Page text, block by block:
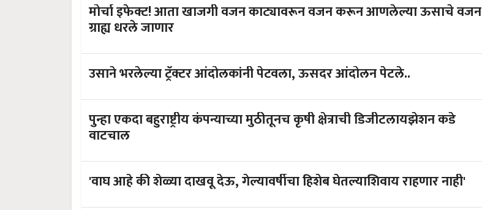
मोर्चा इफेक्ट! आता खाजगी वजन काट्यावरून वजन करून आणलेल्या ऊसाचे वजन
ग्राह्य धरले जाणार
उसाने भरलेल्या ट्रॅक्टर आंदोलकांनी पेटवला, ऊसदर आंदोलन पेटले..
पुन्हा एकदा बहुराष्ट्रीय कंपन्याच्या मुठीतूनच कृषी क्षेत्राची डिजीटलायझेशन कडे
वाटचाल
'वाघ आहे की शेळ्या दाखवू देऊ, गेल्यावर्षीचा हिशेब घेतल्याशिवाय राहणार नाही'